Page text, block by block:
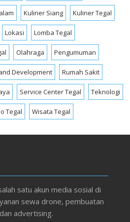
Kuliner Siang Kuliner Tegal
Lokasi Lomba Tegal
Olahraga Pengumuman
Development Rumah Sakit
Service Center Tegal Teknologi
Tegal Wisata Tegal
satu akun media sosial di
sewa drone, pembuatan
advertising.